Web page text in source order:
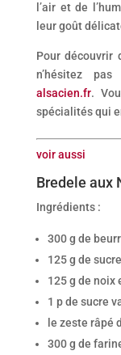
l’air et de
leur goût
Pour découvrir
n’hésitez
alsacien.fr.
spécialités qui
voir aussi
Bredele aux
Ingrédients :
300 g de
125 g de sucre
125 g de noix
1 p de sucre
le zeste râpé
300 g de